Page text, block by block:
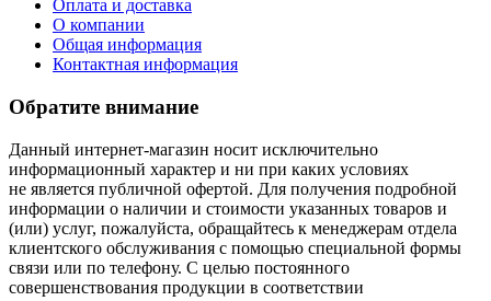
Оплата и доставка
О компании
Общая информация
Контактная информация
Обратите внимание
Данный интернет-магазин носит исключительно
информационный характер и ни при каких условиях
не является публичной офертой. Для получения подробной
информации о наличии и стоимости указанных товаров и
(или) услуг, пожалуйста, обращайтесь к менеджерам отдела
клиентского обслуживания с помощью специальной формы
связи или по телефону. С целью постоянного
совершенствования продукции в соответствии